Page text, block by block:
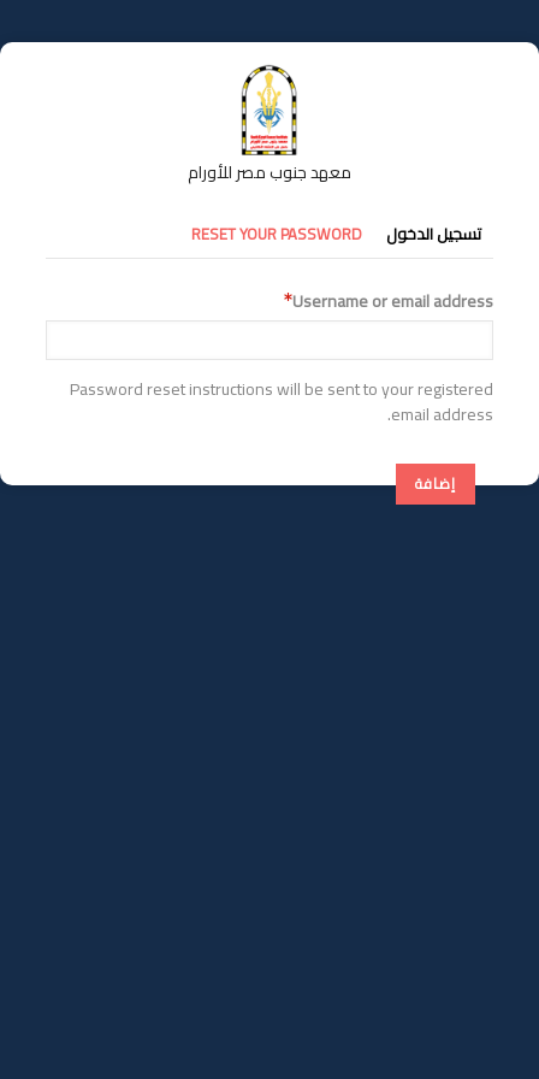
إلى
المحتوى
معهد جنوب مصر للأورام
التبويبات
الأساسية
تسجيل الدخول RESET YOUR PASSWORD
Username or email address
Password reset instructions will be sent to your registered
email address.